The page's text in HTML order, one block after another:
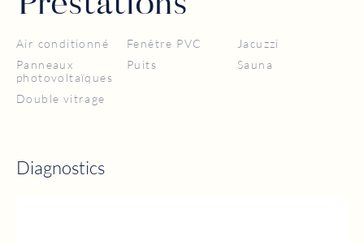
Air conditionné Fenêtre PVC
Jacuzzi
Panneaux
photovoltaïques
Puits Sauna
Double vitrage
Diagnostics